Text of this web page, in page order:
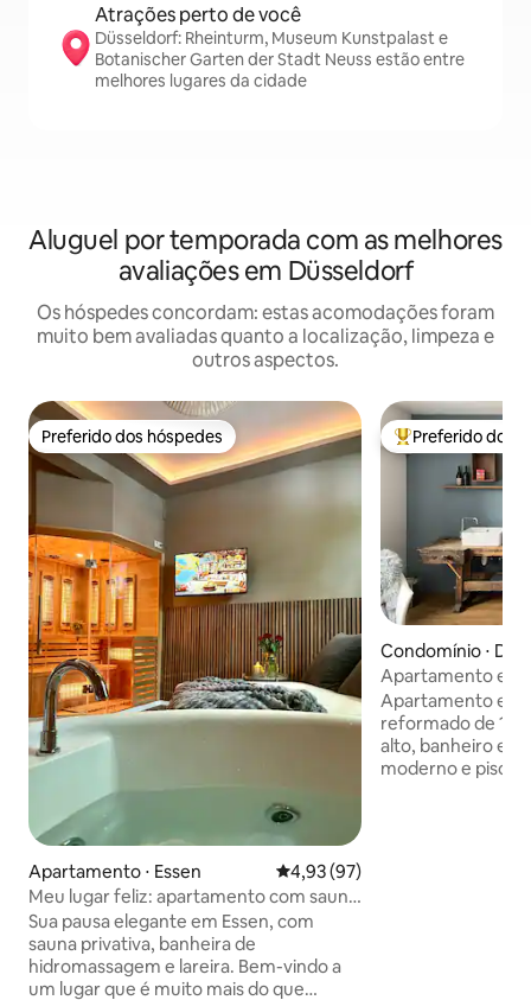
Atrações perto de você
Düsseldorf: Rheinturm, Museum Kunstpalast e
Botanischer Garten der Stadt Neuss estão entre
melhores lugares da cidade
Aluguel por temporada com as melhores
avaliações em Düsseldorf
Os hóspedes concordam: estas acomodações foram
muito bem avaliadas quanto a localização, limpeza e
outros aspectos.
Preferido dos hóspedes
Preferido dos hóspedes
Apartamento ⋅ Essen 4,93 de uma avaliação média
4,93 (97)
Meu lugar feliz: apartamento com sauna
e hidromassagem
Sua pausa elegante em Essen, com
sauna privativa, banheira de
hidromassagem e lareira. Bem-vindo a
um lugar que é muito mais do que
Entre os
Preferido dos
Condomínio ⋅
Apartamento em
Apartamento em
reformado de
alto, banheiro
moderno e piso